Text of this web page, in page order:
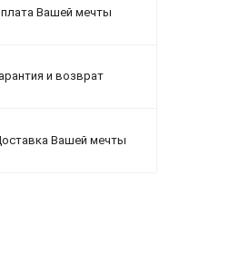
Вашей мечты
и возврат
Вашей мечты